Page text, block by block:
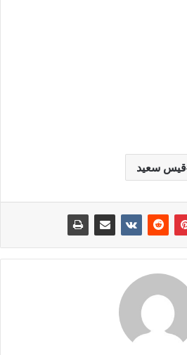
قيس سعيد